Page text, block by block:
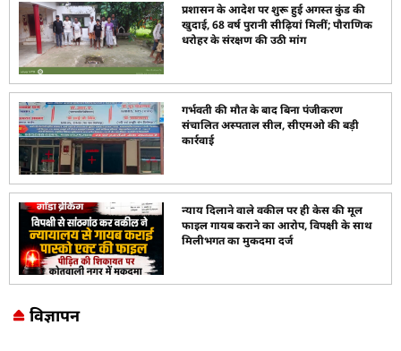
प्रशासन के आदेश पर शुरू हुई अगस्त कुंड की
खुदाई, 68 वर्ष पुरानी सीढ़ियां मिलीं; पौराणिक
धरोहर के संरक्षण की उठी मांग
गर्भवती की मौत के बाद बिना पंजीकरण
संचालित अस्पताल सील, सीएमओ की बड़ी
कार्रवाई
न्याय दिलाने वाले वकील पर ही केस की मूल
फाइल गायब कराने का आरोप, विपक्षी के साथ
मिलीभगत का मुकदमा दर्ज
विज्ञापन